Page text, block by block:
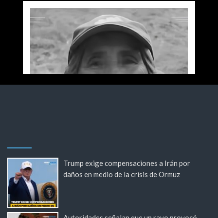
Trump exige compensaciones a Irán por
daños en medio de la crisis de Ormuz